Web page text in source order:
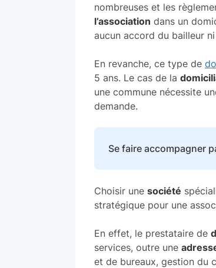
nombreuses et les
l’association dans un
aucun accord du bailleur
En revanche, ce type de
5 ans. Le cas de la
une commune nécessite
demande.
Se faire accompagner
Choisir une société
stratégique pour une
En effet, le prestataire de
services, outre une
et de bureaux, gestion du